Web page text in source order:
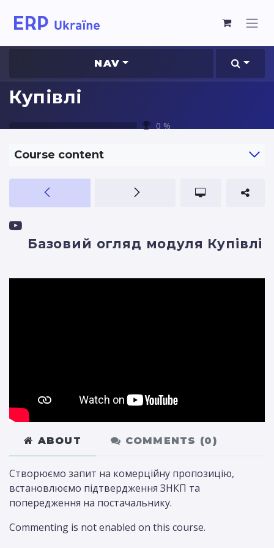
NAV
Купівлі
0 %
Course content
Базовий огляд модуля Купівлі
ABOUT COMMENTS (0)
Створюємо запит на комерційну пропозицію,
встановлюємо підтвердження ЗНКП та
попередження на постачальнику.
Commenting is not enabled on this course.